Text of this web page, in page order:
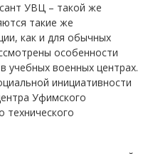
УВЦ – такой же
такие же
как и для обычных
особенности
учебных военных центрах.
инициативности
Уфимского
технического